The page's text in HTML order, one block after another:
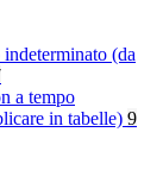
(da
a tempo
in tabelle) 9